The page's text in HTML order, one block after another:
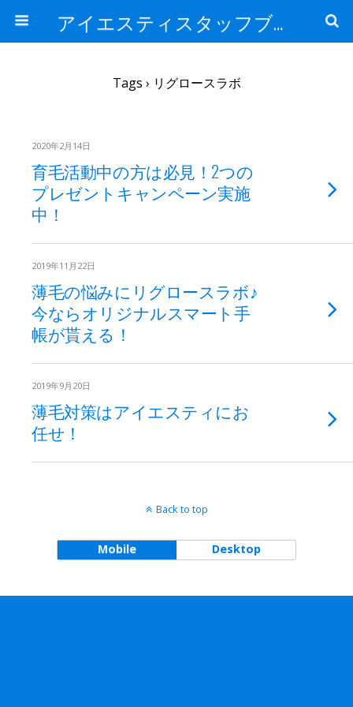
アイエスティスタッフブログ
Tags › リグロースラボ
2020年2月14日
育毛活動中の方は必見！2つの
プレゼントキャンペーン実施
中！
2019年11月22日
薄毛の悩みにリグロースラボ♪
今ならオリジナルスマート手
帳が貰える！
2019年9月20日
薄毛対策はアイエスティにお
任せ！
Back to top
Mobile Desktop